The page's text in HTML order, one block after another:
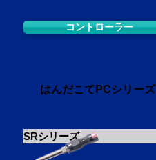
コントローラー
はんだこてPCシリーズ
SRシリーズ